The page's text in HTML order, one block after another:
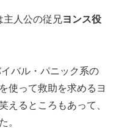
主人公の従兄ヨンス役
バル・パニック系の
使って救助を求めるヨ
えるところもあって、
。